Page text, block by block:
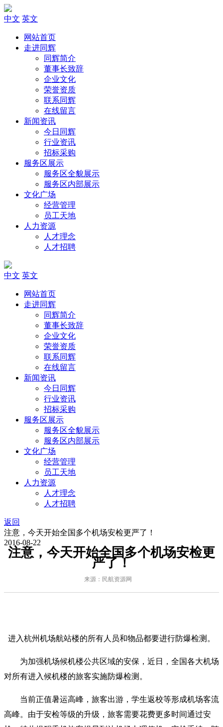
中文 英文
网站首页
走进同辉
同辉简介
董事长致辞
企业文化
荣誉资质
联系同辉
在线留言
新闻资讯
今日同辉
行业资讯
招标采购
服务区展示
服务区全貌展示
服务区内部展示
文化广场
经营管理
员工天地
人力资源
人才理念
人才招聘
中文 英文
网站首页
走进同辉
同辉简介
董事长致辞
企业文化
荣誉资质
联系同辉
在线留言
新闻资讯
今日同辉
行业资讯
招标采购
服务区展示
服务区全貌展示
服务区内部展示
文化广场
经营管理
员工天地
人力资源
人才理念
人才招聘
返回
注意，今天开始全国多个机场安检更严了！
2016-08-22
注意，今天开始全国多个机场安检更
严了！
来源：民航资源网
进入杭州机场航站楼的所有人员和物品都要进行防爆检测。
为加强机场候机楼公共区域的安保，近日，全国各大机场
对所有进入候机楼的旅客实施防爆检测。
当前正值暑运高峰，旅客出游，学生返校等形成机场客流
高峰。由于安检等级的升级，旅客需要花费更多时间通过安